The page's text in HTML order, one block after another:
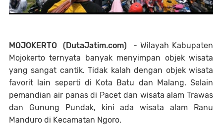
MOJOKERTO (DutaJatim.com) - Wilayah Kabupaten
Mojokerto ternyata banyak menyimpan objek wisata
yang sangat cantik. Tidak kalah dengan objek wisata
favorit lain seperti di Kota Batu dan Malang. Selain
pemandian air panas di Pacet dan wisata alam Trawas
dan Gunung Pundak, kini ada wisata alam Ranu
Manduro di Kecamatan Ngoro.